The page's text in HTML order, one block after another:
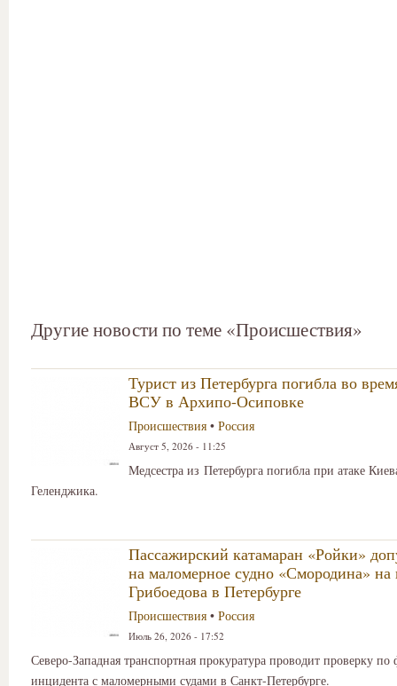
Другие новости по теме «Происшествия»
Турист из Петербурга погибла во
ВСУ в Архипо-Осиповке
Происшествия • Россия
Август 5, 2026 - 11:25
Медсестра из Петербурга погибла при атаке
Геленджика.
Пассажирский катамаран «Ройки»
на маломерное судно «Смородина» на
Грибоедова в Петербурге
Происшествия • Россия
Июль 26, 2026 - 17:52
Северо-Западная транспортная прокуратура проводит проверку по
инцидента с маломерными судами в Санкт-Петербурге.